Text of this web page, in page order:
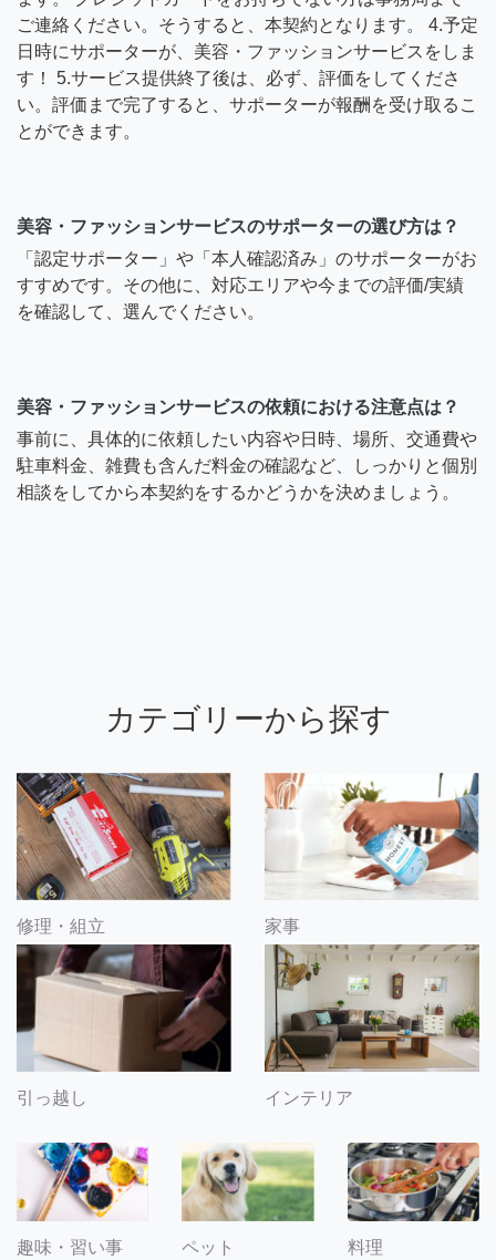
ご連絡ください。そうすると、本契約となります。 4.予定
日時にサポーターが、美容・ファッションサービスをしま
す！ 5.サービス提供終了後は、必ず、評価をしてくださ
い。評価まで完了すると、サポーターが報酬を受け取るこ
とができます。
美容・ファッションサービスのサポーターの選び方は？
「認定サポーター」や「本人確認済み」のサポーターがお
すすめです。その他に、対応エリアや今までの評価/実績
を確認して、選んでください。
美容・ファッションサービスの依頼における注意点は？
事前に、具体的に依頼したい内容や日時、場所、交通費や
駐車料金、雑費も含んだ料金の確認など、しっかりと個別
相談をしてから本契約をするかどうかを決めましょう。
カテゴリーから探す
修理・組立 家事
引っ越し インテリア
趣味・習い事 ペット 料理